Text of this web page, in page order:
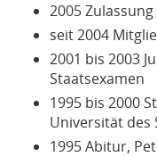
2005
seit 2004
2001 bis 2003
Staatsexamen
1995 bis 2000
Universität des
1995 Abitur,